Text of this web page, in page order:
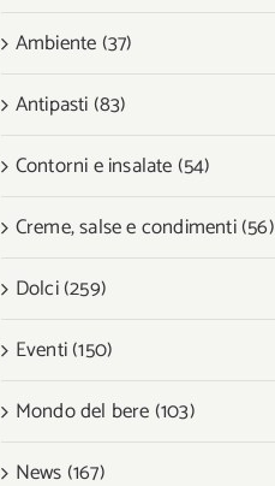
Ambiente (37)
Antipasti (83)
Contorni e insalate (54)
Creme, salse e condimenti (56)
Dolci (259)
Eventi (150)
Mondo del bere (103)
News (167)